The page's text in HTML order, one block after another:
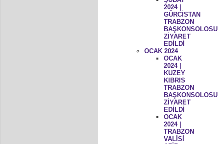
2024 |
GÜRCİSTAN
TRABZON
BAŞKONSOLOSU
ZİYARET
EDİLDİ
OCAK 2024
OCAK
2024 |
KUZEY
KIBRIS
TRABZON
BAŞKONSOLOSU
ZİYARET
EDİLDİ
OCAK
2024 |
TRABZON
VALİSİ